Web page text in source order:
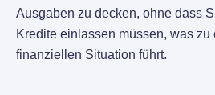
Ausgaben zu decken, ohne dass
Kredite einlassen müssen, was zu
finanziellen Situation führt.